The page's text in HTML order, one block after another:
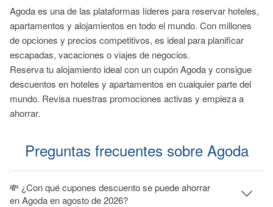
Agoda es una de las plataformas líderes para reservar hoteles,
apartamentos y alojamientos en todo el mundo. Con millones
de opciones y precios competitivos, es ideal para planificar
escapadas, vacaciones o viajes de negocios.
Reserva tu alojamiento ideal con un cupón Agoda y consigue
descuentos en hoteles y apartamentos en cualquier parte del
mundo. Revisa nuestras promociones activas y empieza a
ahorrar.
Preguntas frecuentes sobre Agoda
💸 ¿Con qué cupones descuento se puede ahorrar
en Agoda en agosto de 2026?